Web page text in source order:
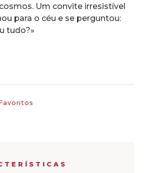
Um convite irresistível
para o céu e se perguntou:
tudo?»